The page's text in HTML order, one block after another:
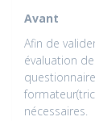
Avant
Afin de
évaluation
nécessaires.